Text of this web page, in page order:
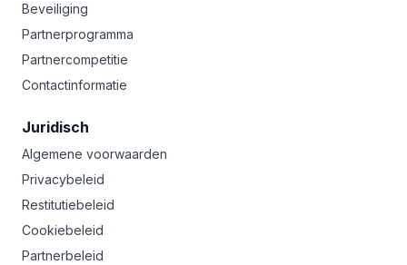
Beveiliging
Partnerprogramma
Partnercompetitie
Contactinformatie
Juridisch
Algemene voorwaarden
Privacybeleid
Restitutiebeleid
Cookiebeleid
Partnerbeleid